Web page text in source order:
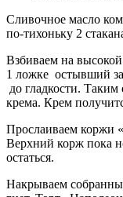
Сливочное масло
по-тихоньку 2
Взбиваем на
1 ложке остывший
до гладкости. Таким
крема. Крем
Прослаиваем коржи
Верхний корж пока
остаться.
Накрываем